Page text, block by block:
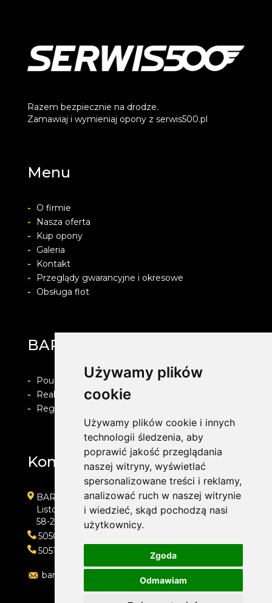
Używamy plików
cookie
Używamy plików cookie i innych
technologii śledzenia, aby
poprawić jakość przeglądania
naszej witryny, wyświetlać
spersonalizowane treści i reklamy,
analizować ruch w naszej witrynie
i wiedzieć, skąd pochodzą nasi
użytkownicy.
Zgoda
Odmawiam
Razem bezpiecznie na drodze.
Zamawiaj i wymieniaj opony z serwis500.pl
Menu
-
O firmie
-
Nasza oferta
-
Kup opony
-
Galeria
-
Kontakt
-
Przeglądy gwarancyjne i okresowe
-
Obsługa flot
BARWACZ GROUP
-
Pouczenie o prawie do odstapienia od umowy
-
Realizacja zamówienia i formy płatności
-
Regulamin i Polityka prywatności
Kontakt
BARWACZ GROUP
Listopada 7
58-200 Dzierżoniów
505016318
505143159
barwacz.group@gmail.com